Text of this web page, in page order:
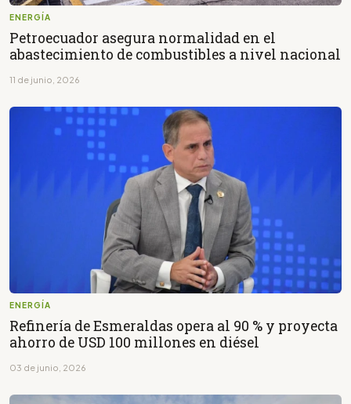
ENERGÍA
Petroecuador asegura normalidad en el
abastecimiento de combustibles a nivel nacional
11 de junio, 2026
ENERGÍA
Refinería de Esmeraldas opera al 90 % y proyecta
ahorro de USD 100 millones en diésel
03 de junio, 2026